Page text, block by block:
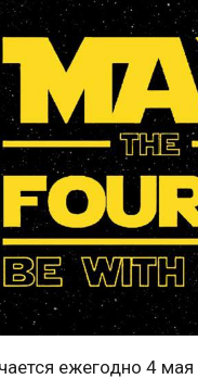
ежегодно 4 мая